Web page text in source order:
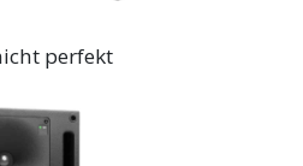
perfekt